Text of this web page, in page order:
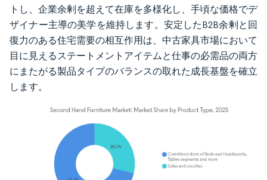
トし、企業余剰を超えて在庫を多様化し、手頃な価格でデ
ザイナー主導の美学を維持します。安定したB2B余剰と回
復力のある住宅需要の相互作用は、中古家具市場において
目に見えるステートメントアイテムと仕事の必需品の両方
にまたがる製品タイプのバランスの取れた成長基盤を確立
します。